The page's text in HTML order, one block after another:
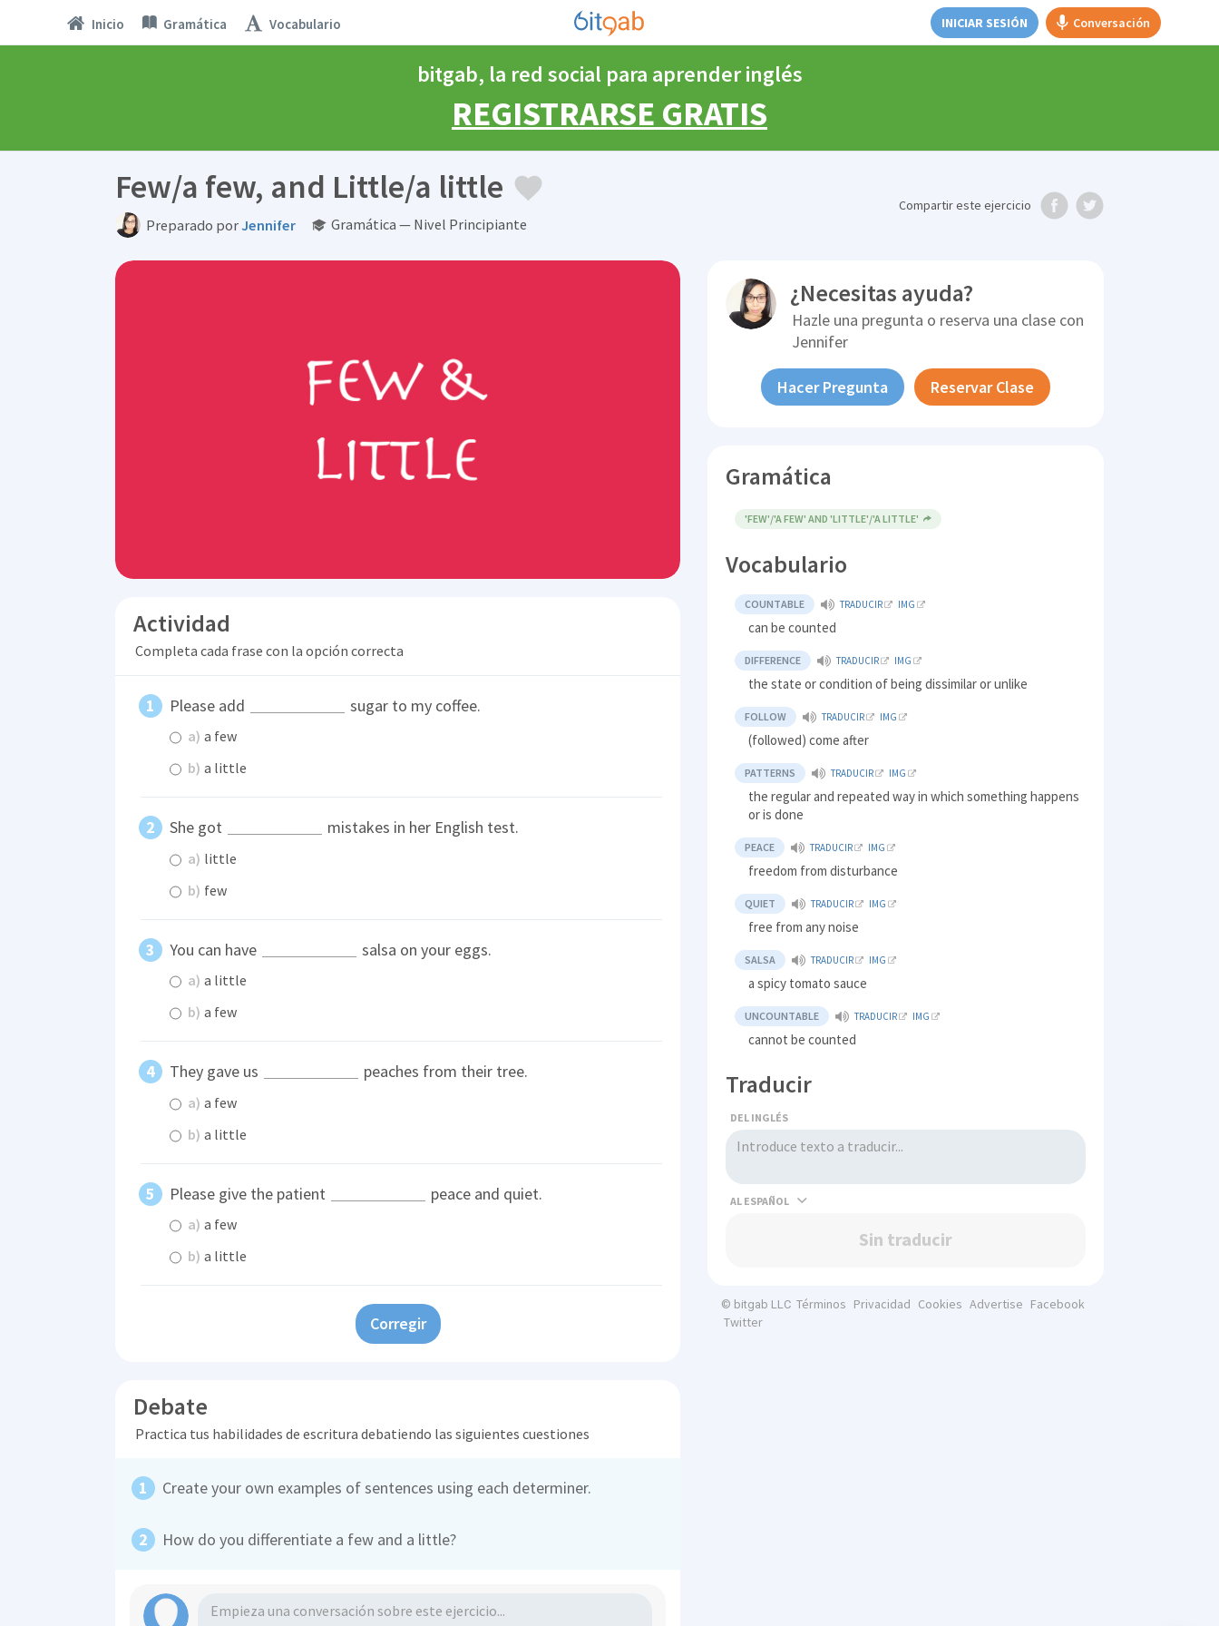
Inicio Gramática Vocabulario INICIAR SESIÓN Conversación
bitgab, la red social para aprender inglés
REGISTRARSE GRATIS
Few/a few, and Little/a little
Preparado porJennifer Gramática — Nivel Principiante
Compartireste ejercicio
Actividad
Completa cada frase con la opción correcta
Please add sugar to my coffee.
a) a few
b) a little
She got mistakes in her English test.
a) little
b) few
You can have salsa on your eggs.
a) a little
b) a few
They gave us peaches from their tree.
a) a few
b) a little
Please give the patient peace and quiet.
a) a few
b) a little
Corregir
Debate
Practica tus habilidades de escritura debatiendo las siguientes cuestiones
Create your own examples of sentences using each determiner.
How do you differentiate a few and a little?
¿Necesitas ayuda?
Hazle una pregunta o reserva una clase con
Jennifer
Hacer Pregunta Reservar Clase
Gramática
'FEW'/'A FEW' AND 'LITTLE'/'A LITTLE'
Vocabulario
COUNTABLE TRADUCIR IMG
can be counted
DIFFERENCE TRADUCIR IMG
the state or condition of being dissimilar or unlike
FOLLOW TRADUCIR IMG
(followed) come after
PATTERNS TRADUCIR IMG
the regular and repeated way in which something happens
or is done
PEACE TRADUCIR IMG
freedom from disturbance
QUIET TRADUCIR IMG
free from any noise
SALSA TRADUCIR IMG
a spicy tomato sauce
UNCOUNTABLE TRADUCIR IMG
cannot be counted
Traducir
DEL INGLÉS
AL
Sin traducir
© bitgab LLC Términos Privacidad Cookies Advertise Facebook
Twitter